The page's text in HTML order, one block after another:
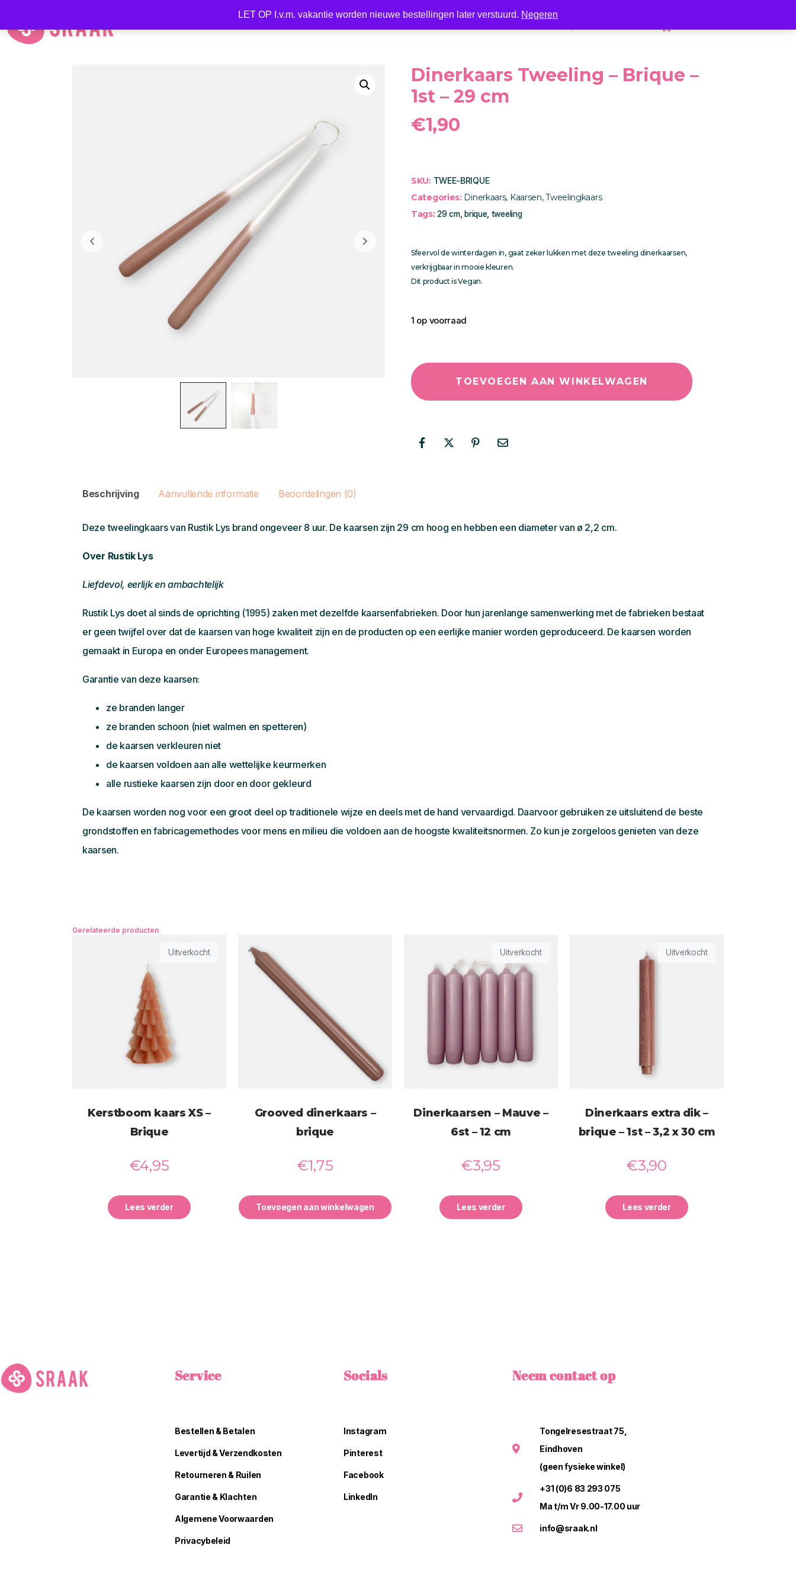
LET OP I.v.m. vakantie worden nieuwe bestellingen later verstuurd. Negeren
Nieuw LED Kaarsen Kaarshouder Wonen Zakelijk Contact
Dinerkaars Tweeling – Brique –
1st – 29 cm
€1,90
SKU: TWEE-BRIQUE
Categories: Dinerkaars, Kaarsen,Tweelingkaars
Tags: 29 cm, brique, tweeling
Sfeervol de winterdagen in, gaat zeker lukken met deze tweeling dinerkaarsen,
verkrijgbaar in mooie kleuren.
Dit product is Vegan.
1 op voorraad
TOEVOEGEN AAN WINKELWAGEN
Beschrijving Aanvullende informatie Beoordelingen (0)
Deze tweelingkaars van Rustik Lys brand ongeveer 8 uur. De kaarsen zijn 29 cm hoog en hebben een diameter van ø 2,2 cm.
Over Rustik Lys
Liefdevol, eerlijk en ambachtelijk
Rustik Lys doet al sinds de oprichting (1995) zaken met dezelfde kaarsenfabrieken. Door hun jarenlange samenwerking met de fabrieken bestaat
er geen twijfel over dat de kaarsen van hoge kwaliteit zijn en de producten op een eerlijke manier worden geproduceerd. De kaarsen worden
gemaakt in Europa en onder Europees management.
Garantie van deze kaarsen:
ze branden langer
ze branden schoon (niet walmen en spetteren)
de kaarsen verkleuren niet
de kaarsen voldoen aan alle wettelijke keurmerken
alle rustieke kaarsen zijn door en door gekleurd
De kaarsen worden nog voor een groot deel op traditionele wijze en deels met de hand vervaardigd. Daarvoor gebruiken ze uitsluitend de beste
grondstoffen en fabricagemethodes voor mens en milieu die voldoen aan de hoogste kwaliteitsnormen. Zo kun je zorgeloos genieten van deze
kaarsen.
Gerelateerde producten
Uitverkocht
Kerstboom kaars XS –
Brique
€4,95
Lees verder
Grooved dinerkaars –
brique
€1,75
Toevoegen aan winkelwagen
Uitverkocht
Dinerkaarsen – Mauve –
6st – 12 cm
€3,95
Lees verder
Uitverkocht
Dinerkaars extra dik –
brique – 1st – 3,2 x 30 cm
€3,90
Lees verder
Service
Bestellen & Betalen
Levertijd & Verzendkosten
Retourneren & Ruilen
Garantie & Klachten
Algemene Voorwaarden
Privacybeleid
Socials
Instagram
Pinterest
Facebook
LinkedIn
Neem contact op
Tongelresestraat 75,
Eindhoven
(geen fysieke winkel)
+31 (0)6 83 293 075
Ma t/m Vr 9.00-17.00 uur
info@sraak.nl